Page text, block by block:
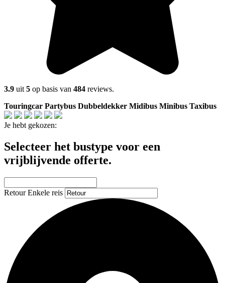
3.9 uit 5 op basis van 484 reviews.
Touringcar Partybus Dubbeldekker Midibus Minibus Taxibus
Je hebt gekozen:
Selecteer het bustype voor een
vrijblijvende offerte.
RetourEnkele reis